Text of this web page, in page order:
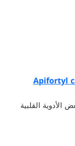
القلبية